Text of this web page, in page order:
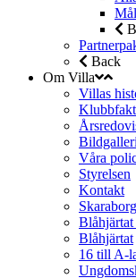
Back
Om Villa
Villas
Bildgalleri
Våra
Styrelsen
Kontakt
Blåhjärtat
16 till A-